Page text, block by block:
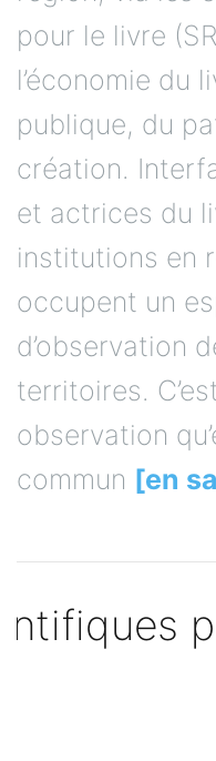
pour le livre
l’économie du
publique, du
création.
et actrices du
institutions en
occupent un
d’observation
territoires.
observation
commun [en